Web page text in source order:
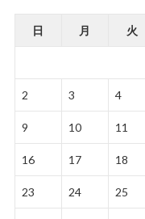
日
月 火
2 3 4
9 10 11
16 17 18
23 24 25